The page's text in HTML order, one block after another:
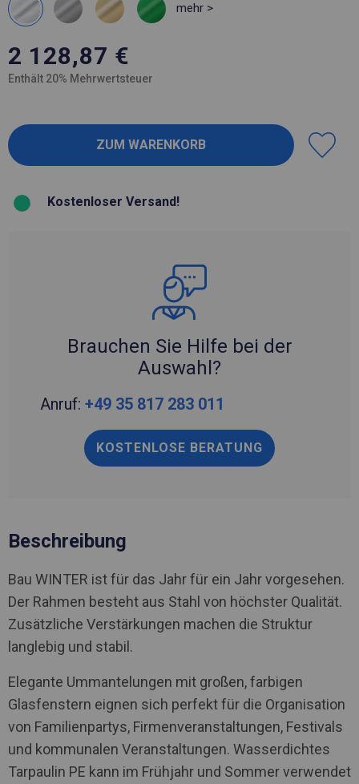
mehr >
2 128,87 €
Enthält 20% Mehrwertsteuer
Kostenloser Versand!
Brauchen Sie Hilfe bei der
Auswahl?
Anruf: +49 35 817 283 011
KOSTENLOSE BERATUNG
Beschreibung
Bau WINTER ist für das Jahr für ein Jahr vorgesehen.
Der Rahmen besteht aus Stahl von höchster Qualität.
Zusätzliche Verstärkungen machen die Struktur
langlebig und stabil.
Elegante Ummantelungen mit großen, farbigen
Glasfenstern eignen sich perfekt für die Organisation
von Familienpartys, Firmenveranstaltungen, Festivals
und kommunalen Veranstaltungen. Wasserdichtes
Tarpaulin PE kann im Frühjahr und Sommer verwendet